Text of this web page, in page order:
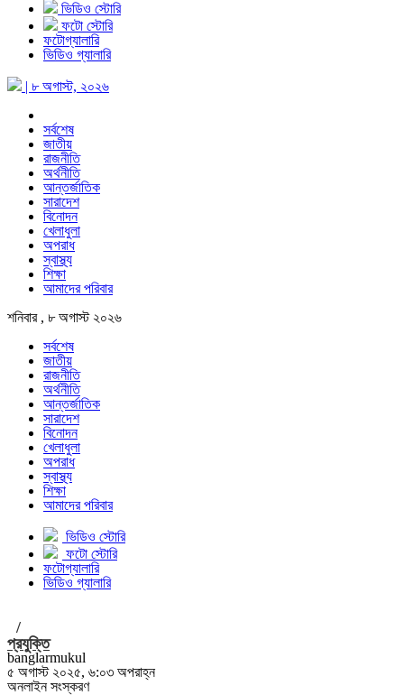
ভিডিও স্টোরি
ফটো স্টোরি
ফটোগ্যালারি
ভিডিও গ্যালারি
| ৮ অগাস্ট, ২০২৬
সর্বশেষ
জাতীয়
রাজনীতি
অর্থনীতি
আন্তর্জাতিক
সারাদেশ
বিনোদন
খেলাধুলা
অপরাধ
স্বাস্থ্য
শিক্ষা
আমাদের পরিবার
শনিবার , ৮ অগাস্ট ২০২৬
সর্বশেষ
জাতীয়
রাজনীতি
অর্থনীতি
আন্তর্জাতিক
সারাদেশ
বিনোদন
খেলাধুলা
অপরাধ
স্বাস্থ্য
শিক্ষা
আমাদের পরিবার
ভিডিও স্টোরি
ফটো স্টোরি
ফটোগ্যালারি
ভিডিও গ্যালারি
/
প্রযুক্তি
banglarmukul
৫ অগাস্ট ২০২৫, ৬:০৩ অপরাহ্ন
অনলাইন সংস্করণ